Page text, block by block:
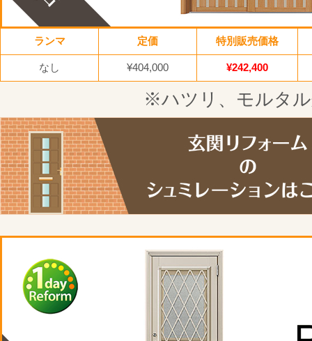
ランマ 定価 特別販売価格
なし ¥404,000 ¥242,400
※ハツリ、モルタ